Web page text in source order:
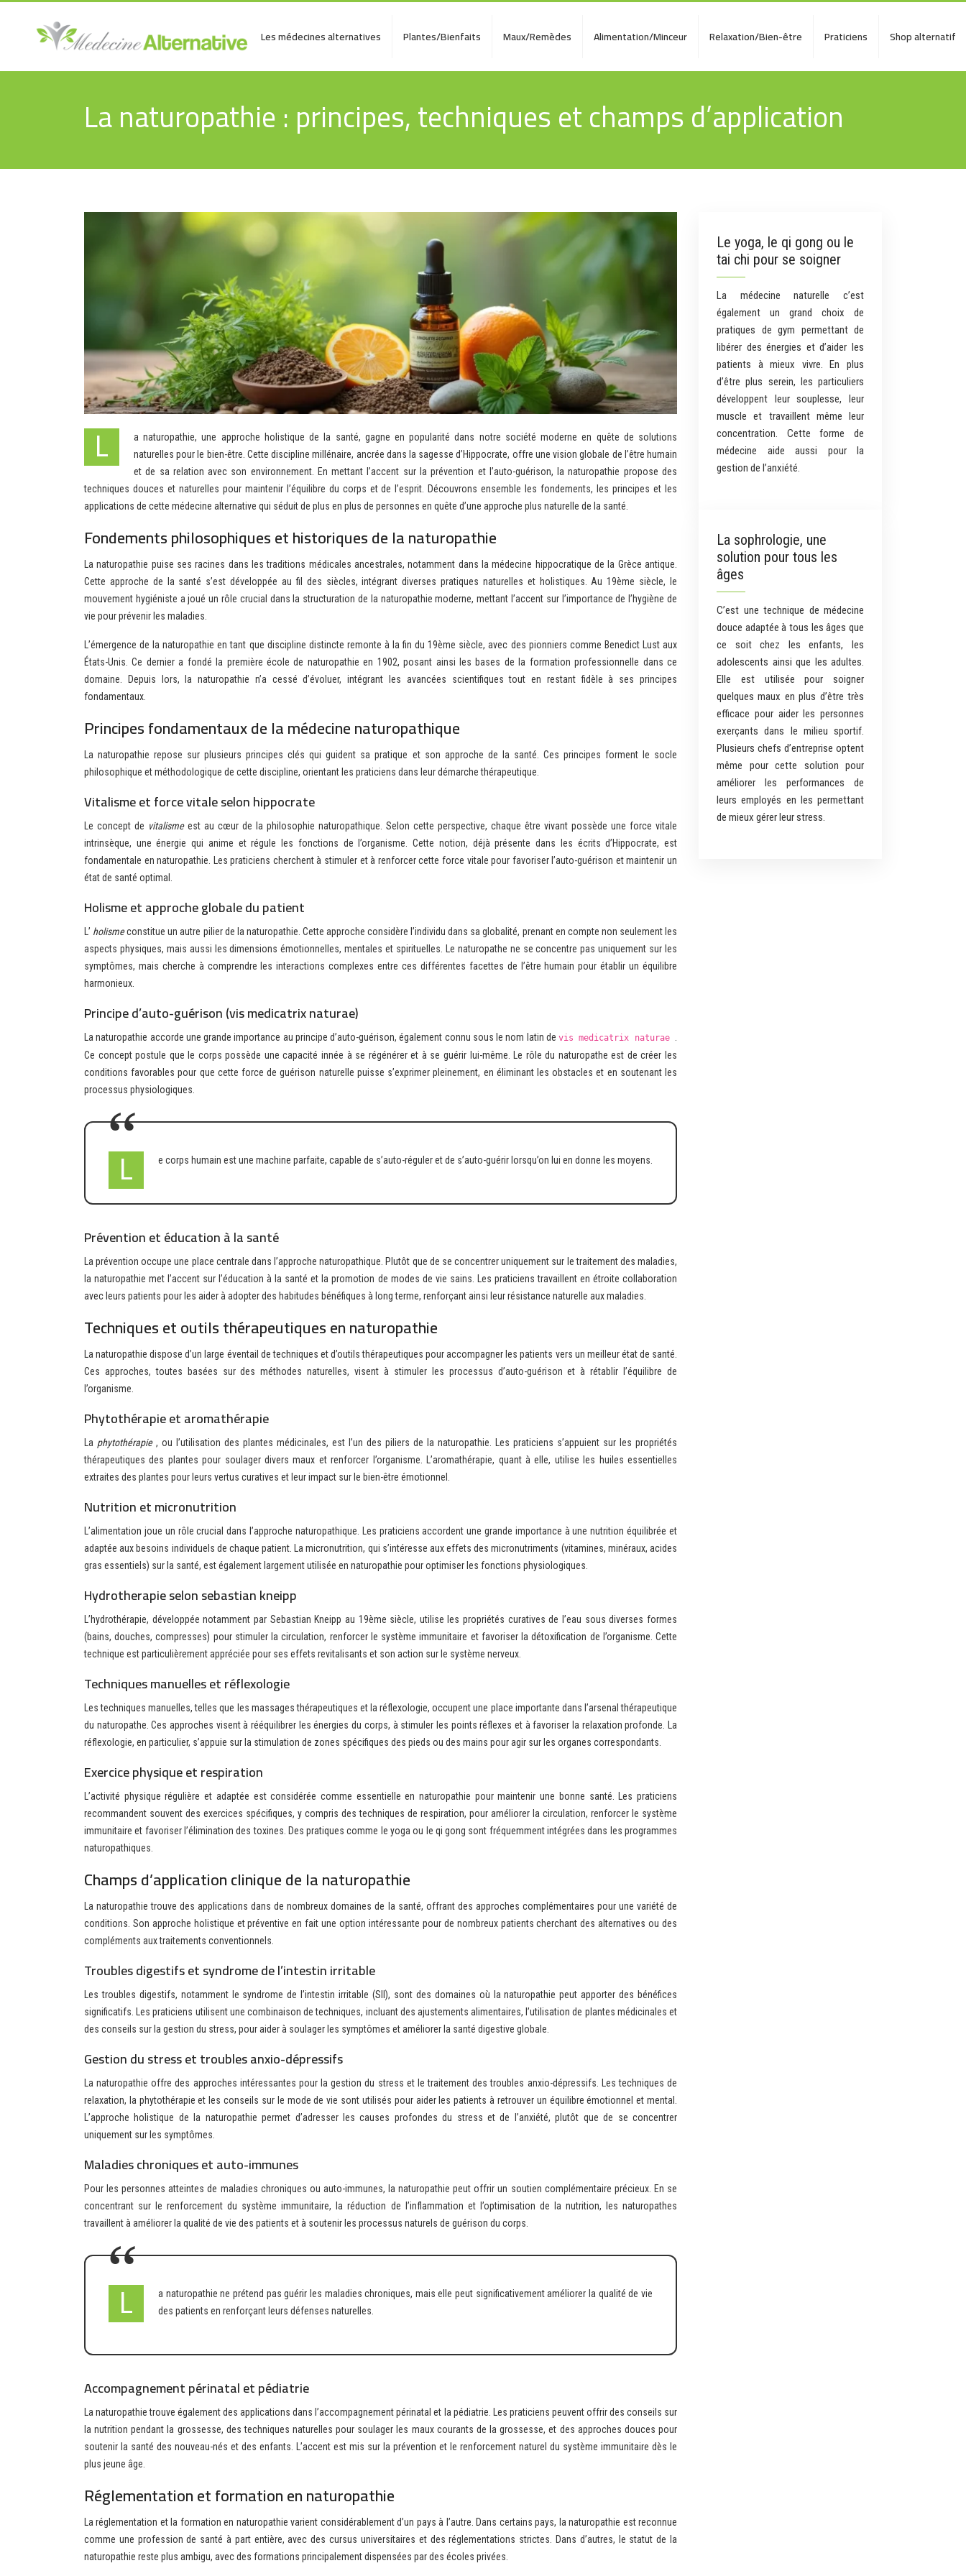
Les médecines alternatives Plantes/Bienfaits Maux/Remèdes Alimentation/Minceur Relaxation/Bien-être Praticiens Shop alternatif
La naturopathie : principes, techniques et champs d’application
La naturopathie, une approche holistique de la santé, gagne en popularité dans notre société moderne en quête de solutions
naturelles pour le bien-être. Cette discipline millénaire, ancrée dans la sagesse d’Hippocrate, offre une vision globale de l’être humain
et de sa relation avec son environnement. En mettant l’accent sur la prévention et l’auto-guérison, la naturopathie propose des
techniques douces et naturelles pour maintenir l’équilibre du corps et de l’esprit. Découvrons ensemble les fondements, les principes et les
applications de cette médecine alternative qui séduit de plus en plus de personnes en quête d’une approche plus naturelle de la santé.
Fondements philosophiques et historiques de la naturopathie
La naturopathie puise ses racines dans les traditions médicales ancestrales, notamment dans la médecine hippocratique de la Grèce antique.
Cette approche de la santé s’est développée au fil des siècles, intégrant diverses pratiques naturelles et holistiques. Au 19ème siècle, le
mouvement hygiéniste a joué un rôle crucial dans la structuration de la naturopathie moderne, mettant l’accent sur l’importance de l’hygiène de
vie pour prévenir les maladies.
L’émergence de la naturopathie en tant que discipline distincte remonte à la fin du 19ème siècle, avec des pionniers comme Benedict Lust aux
États-Unis. Ce dernier a fondé la première école de naturopathie en 1902, posant ainsi les bases de la formation professionnelle dans ce
domaine. Depuis lors, la naturopathie n’a cessé d’évoluer, intégrant les avancées scientifiques tout en restant fidèle à ses principes
fondamentaux.
Principes fondamentaux de la médecine naturopathique
La naturopathie repose sur plusieurs principes clés qui guident sa pratique et son approche de la santé. Ces principes forment le socle
philosophique et méthodologique de cette discipline, orientant les praticiens dans leur démarche thérapeutique.
Vitalisme et force vitale selon hippocrate
Le concept de vitalisme est au cœur de la philosophie naturopathique. Selon cette perspective, chaque être vivant possède une force vitale
intrinsèque, une énergie qui anime et régule les fonctions de l’organisme. Cette notion, déjà présente dans les écrits d’Hippocrate, est
fondamentale en naturopathie. Les praticiens cherchent à stimuler et à renforcer cette force vitale pour favoriser l’auto-guérison et maintenir un
état de santé optimal.
Holisme et approche globale du patient
L’ holismeconstitue un autre pilier de la naturopathie. Cette approche considère l’individu dans sa globalité, prenant en compte non seulement les
aspects physiques, mais aussi les dimensions émotionnelles, mentales et spirituelles. Le naturopathe ne se concentre pas uniquement sur les
symptômes, mais cherche à comprendre les interactions complexes entre ces différentes facettes de l’être humain pour établir un équilibre
harmonieux.
Principe d’auto-guérison (vis medicatrix naturae)
La naturopathie accorde une grande importance au principe d’auto-guérison, également connu sous le nom latin devis medicatrix naturae .
Ce concept postule que le corps possède une capacité innée à se régénérer et à se guérir lui-même. Le rôle du naturopathe est de créer les
conditions favorables pour que cette force de guérison naturelle puisse s’exprimer pleinement, en éliminant les obstacles et en soutenant les
processus physiologiques.
Le corps humain est une machine parfaite, capable de s’auto-réguler et de s’auto-guérir lorsqu’on lui en donne les moyens.
Prévention et éducation à la santé
La prévention occupe une place centrale dans l’approche naturopathique. Plutôt que de se concentrer uniquement sur le traitement des maladies,
la naturopathie met l’accent sur l’éducation à la santé et la promotion de modes de vie sains. Les praticiens travaillent en étroite collaboration
avec leurs patients pour les aider à adopter des habitudes bénéfiques à long terme, renforçant ainsi leur résistance naturelle aux maladies.
Techniques et outils thérapeutiques en naturopathie
La naturopathie dispose d’un large éventail de techniques et d’outils thérapeutiques pour accompagner les patients vers un meilleur état de santé.
Ces approches, toutes basées sur des méthodes naturelles, visent à stimuler les processus d’auto-guérison et à rétablir l’équilibre de
l’organisme.
Phytothérapie et aromathérapie
La phytothérapie , ou l’utilisation des plantes médicinales, est l’un des piliers de la naturopathie. Les praticiens s’appuient sur les propriétés
thérapeutiques des plantes pour soulager divers maux et renforcer l’organisme. L’aromathérapie, quant à elle, utilise les huiles essentielles
extraites des plantes pour leurs vertus curatives et leur impact sur le bien-être émotionnel.
Nutrition et micronutrition
L’alimentation joue un rôle crucial dans l’approche naturopathique. Les praticiens accordent une grande importance à une nutrition équilibrée et
adaptée aux besoins individuels de chaque patient. La micronutrition, qui s’intéresse aux effets des micronutriments (vitamines, minéraux, acides
gras essentiels) sur la santé, est également largement utilisée en naturopathie pour optimiser les fonctions physiologiques.
Hydrotherapie selon sebastian kneipp
L’hydrothérapie, développée notamment par Sebastian Kneipp au 19ème siècle, utilise les propriétés curatives de l’eau sous diverses formes
(bains, douches, compresses) pour stimuler la circulation, renforcer le système immunitaire et favoriser la détoxification de l’organisme. Cette
technique est particulièrement appréciée pour ses effets revitalisants et son action sur le système nerveux.
Techniques manuelles et réflexologie
Les techniques manuelles, telles que les massages thérapeutiques et la réflexologie, occupent une place importante dans l’arsenal thérapeutique
du naturopathe. Ces approches visent à rééquilibrer les énergies du corps, à stimuler les points réflexes et à favoriser la relaxation profonde. La
réflexologie, en particulier, s’appuie sur la stimulation de zones spécifiques des pieds ou des mains pour agir sur les organes correspondants.
Exercice physique et respiration
L’activité physique régulière et adaptée est considérée comme essentielle en naturopathie pour maintenir une bonne santé. Les praticiens
recommandent souvent des exercices spécifiques, y compris des techniques de respiration, pour améliorer la circulation, renforcer le système
immunitaire et favoriser l’élimination des toxines. Des pratiques comme le yoga ou le qi gong sont fréquemment intégrées dans les programmes
naturopathiques.
Champs d’application clinique de la naturopathie
La naturopathie trouve des applications dans de nombreux domaines de la santé, offrant des approches complémentaires pour une variété de
conditions. Son approche holistique et préventive en fait une option intéressante pour de nombreux patients cherchant des alternatives ou des
compléments aux traitements conventionnels.
Troubles digestifs et syndrome de l’intestin irritable
Les troubles digestifs, notamment le syndrome de l’intestin irritable (SII), sont des domaines où la naturopathie peut apporter des bénéfices
significatifs. Les praticiens utilisent une combinaison de techniques, incluant des ajustements alimentaires, l’utilisation de plantes médicinales et
des conseils sur la gestion du stress, pour aider à soulager les symptômes et améliorer la santé digestive globale.
Gestion du stress et troubles anxio-dépressifs
La naturopathie offre des approches intéressantes pour la gestion du stress et le traitement des troubles anxio-dépressifs. Les techniques de
relaxation, la phytothérapie et les conseils sur le mode de vie sont utilisés pour aider les patients à retrouver un équilibre émotionnel et mental.
L’approche holistique de la naturopathie permet d’adresser les causes profondes du stress et de l’anxiété, plutôt que de se concentrer
uniquement sur les symptômes.
Maladies chroniques et auto-immunes
Pour les personnes atteintes de maladies chroniques ou auto-immunes, la naturopathie peut offrir un soutien complémentaire précieux. En se
concentrant sur le renforcement du système immunitaire, la réduction de l’inflammation et l’optimisation de la nutrition, les naturopathes
travaillent à améliorer la qualité de vie des patients et à soutenir les processus naturels de guérison du corps.
La naturopathie ne prétend pas guérir les maladies chroniques, mais elle peut significativement améliorer la qualité de vie des patients en renforçant leurs défenses naturelles.
Accompagnement périnatal et pédiatrie
La naturopathie trouve également des applications dans l’accompagnement périnatal et la pédiatrie. Les praticiens peuvent offrir des conseils sur
la nutrition pendant la grossesse, des techniques naturelles pour soulager les maux courants de la grossesse, et des approches douces pour
soutenir la santé des nouveau-nés et des enfants. L’accent est mis sur la prévention et le renforcement naturel du système immunitaire dès le
plus jeune âge.
Réglementation et formation en naturopathie
La réglementation et la formation en naturopathie varient considérablement d’un pays à l’autre. Dans certains pays, la naturopathie est reconnue
comme une profession de santé à part entière, avec des cursus universitaires et des réglementations strictes. Dans d’autres, le statut de la
naturopathie reste plus ambigu, avec des formations principalement dispensées par des écoles privées.
Le yoga, le qi gong ou le
tai chi pour se soigner
La médecine naturelle c’est
également un grand choix de
pratiques de gym permettant de
libérer des énergies et d’aider les
patients à mieux vivre. En plus
d’être plus serein, les particuliers
développent leur souplesse, leur
muscle et travaillent même leur
concentration. Cette forme de
médecine aide aussi pour la
gestion de l’anxiété.
La sophrologie, une
solution pour tous les
âges
C’est une technique de médecine
douce adaptée à tous les âges que
ce soit chez les enfants, les
adolescents ainsi que les adultes.
Elle est utilisée pour soigner
quelques maux en plus d’être très
efficace pour aider les personnes
exerçants dans le milieu sportif.
Plusieurs chefs d’entreprise optent
même pour cette solution pour
améliorer les performances de
leurs employés en les permettant
de mieux gérer leur stress.